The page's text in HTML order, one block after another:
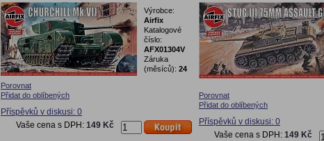
Výrobce:
Airfix
Katalogové
číslo:
AFX01304V
Záruka
(měsíců): 24
Porovnat
Přidat do oblíbených
Příspěvků v diskusi: 0
Vaše cena s DPH: 149 Kč
Porovnat
Přidat do oblíbených
Příspěvků v diskusi: 0
Vaše cena s DPH: 149 Kč